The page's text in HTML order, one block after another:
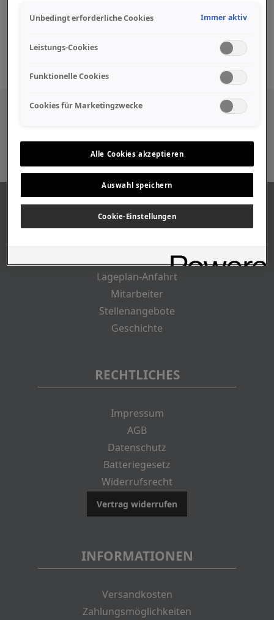
Die Lieferdauer beträgt in der Regel 2 Werktage ab
Besuchen Sie uns auch in den sozialen
ÜBER UNS
Geschäftszeiten
Lageplan-Anfahrt
Mitarbeiter
Stellenangebote
Geschichte
RECHTLICHES
Impressum
AGB
Datenschutz
Batteriegesetz
Widerrufsrecht
Vertrag widerrufen
INFORMATIONEN
Versandkosten
Zahlungsmöglichkeiten
Unbedingt erforderliche Cookies Immer aktiv
Leistungs-Cookies
Funktionelle Cookies
Cookies für Marketingzwecke
Alle Cookies akzeptieren
Auswahl speichern
Cookie-Einstellungen